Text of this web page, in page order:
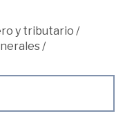
y tributario /
/